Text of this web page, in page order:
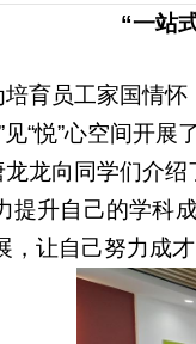
“一站
培育员工家国情怀
见“悦”心空间开展
龙龙向 同学们介绍
提升自己的学科
，让自己努力成